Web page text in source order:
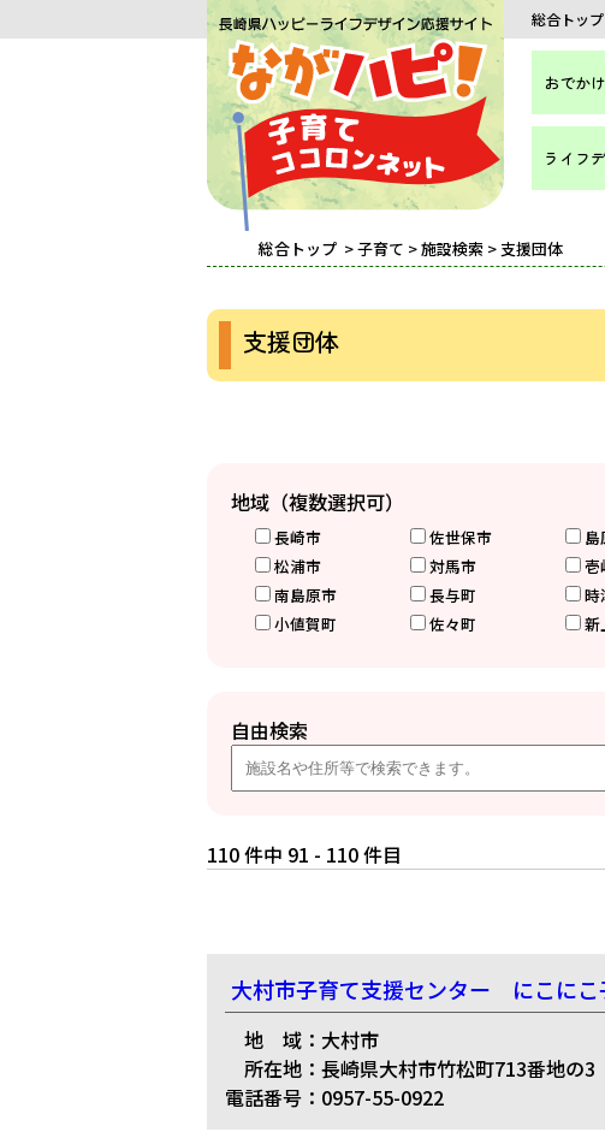
総合トップ
おでか
ライフ
総合トップ >子育て >施設検索 > 支援団体
支援団体
地域（複数選択可）
長崎市 佐世保市 島
松浦市
対馬市 壱
南島原市
長与町 時
小値賀町
佐々町 新
自由検索
110 件中 91 - 110 件目
大村市子育て支援センター にこにこ
地 域：大村市
所在地：長崎県大村市竹松町713番地の3
電話番号：0957-55-0922